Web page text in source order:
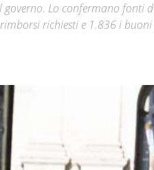
Lo confermano fonti
richiesti e 1.836 i